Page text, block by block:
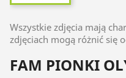
Wszystkie zdjęcia mają
zdjęciach mogą różnić się
FAM PIONKI